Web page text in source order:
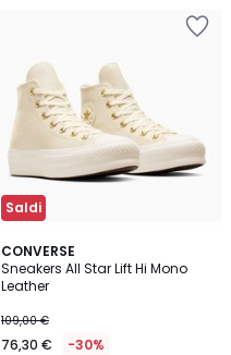
Saldi
CONVERSE
Sneakers All Star Lift Hi Mono
Leather
109,00 €
76,30 € -30%
5
/
5